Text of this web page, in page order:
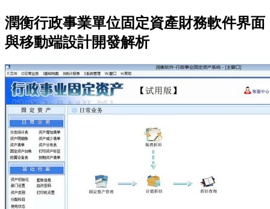
潤衡行政事業單位固定資產財務軟件界面
與移動端設計開發解析